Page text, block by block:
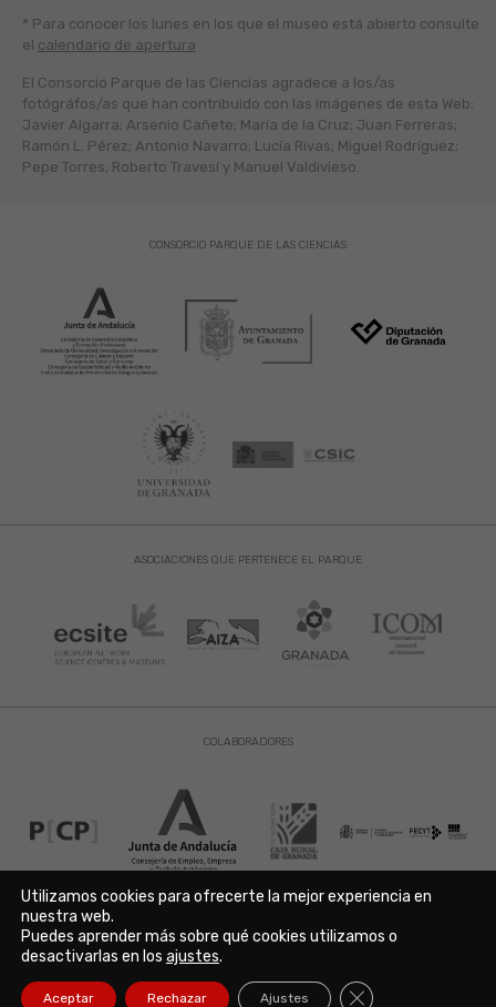
* Para conocer los lunes en los que el museo está abierto consulte
el calendario de apertura
El Consorcio Parque de las Ciencias agradece a los/as
fotógráfos/as que han contribuido con las imágenes de esta Web:
Javier Algarra; Arsenio Cañete; María de la Cruz; Juan Ferreras;
Ramón L. Pérez; Antonio Navarro; Lucía Rivas; Miguel Rodríguez;
Pepe Torres; Roberto Travesí y Manuel Valdivieso.
ASOCIACIONES QUE PERTENECE EL PARQUE
CONSORCIO PARQUE DE LAS CIENCIAS
COLABORADORES
Aviso Legal | Política de Privacidad | Política de Cookies
Copyright © 2021. Parque de las Ciencias. Avda. de la Ciencia s/n
18006 Granada. España. Telf.: 958 131 900. Todos los derechos
Utilizamos cookies para ofrecerte la mejor experiencia en
nuestra web.
Puedes aprender más sobre qué cookies utilizamos o
desactivarlas en los ajustes.
Aceptar Rechazar Ajustes Cerrar el banner de